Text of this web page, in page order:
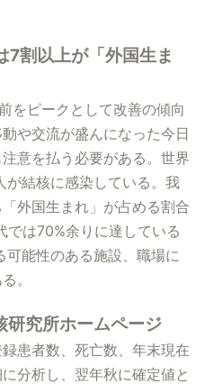
7割以上が「外国生ま
をピークとして改善の傾向
や交流が盛んになった今日
意を払う必要がある。世界
が結核に感染している。我
外国生まれ」が占める割合
は70%余りに達している
可能性のある施設、職場に
。
研究所ホームページ
患者数、死亡数、年末現在
分析し、翌年秋に確定値と